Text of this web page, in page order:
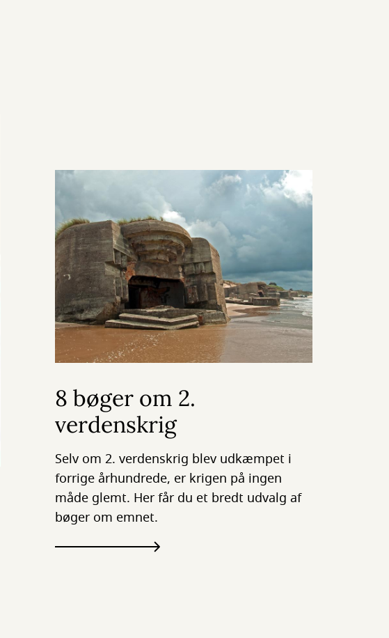
8 bøger om 2.
verdenskrig
Selv om 2. verdenskrig blev udkæmpet i
forrige århundrede, er krigen på ingen
måde glemt. Her får du et bredt udvalg af
bøger om emnet.